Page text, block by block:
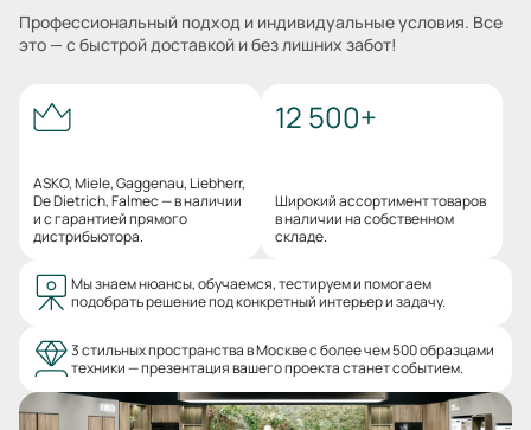
Профессиональный подход и индивидуальные условия. Все
это — с быстрой доставкой и без лишних забот!
ASKO, Miele, Gaggenau, Liebherr,
De Dietrich, Falmec — в наличии
и с гарантией прямого
дистрибьютора.
12 500+
Широкий ассортимент товаров
в наличии на собственном
складе.
Мы знаем нюансы, обучаемся, тестируем и помогаем
подобрать решение под конкретный интерьер и задачу.
3 стильных пространства в Москве с более чем 500 образцами
техники — презентация вашего проекта станет событием.